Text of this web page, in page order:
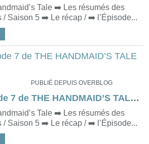
Tale ➡️ Les résumés des
/ Saison 5 ➡️ Le récap / ➡️ l’Épisode...
PUBLIÉ DEPUIS OVERBLOG
Saison 5 - Épisode 7 de THE HANDMAID’S TALE (No Man’s Land)
Tale ➡️ Les résumés des
/ Saison 5 ➡️ Le récap / ➡️ l’Épisode...